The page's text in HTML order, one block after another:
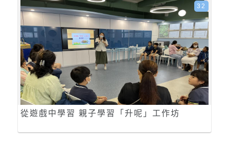
從遊戲中學習 親子學習「升呢」工作坊
32